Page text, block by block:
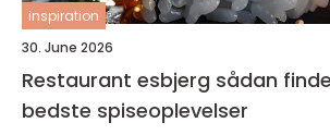
inspiration
30. June 2026
Restaurant esbjerg sådan finder du de
bedste spiseoplevelser